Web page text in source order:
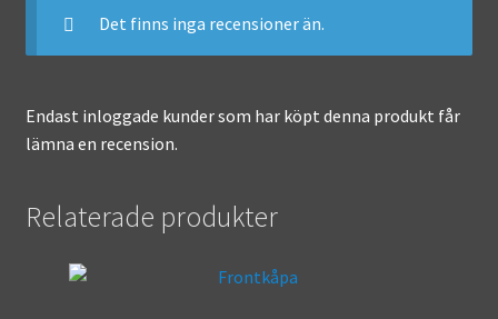
Det finns inga recensioner än.
Endast inloggade kunder som har köpt denna produkt får
lämna en recension.
Relaterade produkter